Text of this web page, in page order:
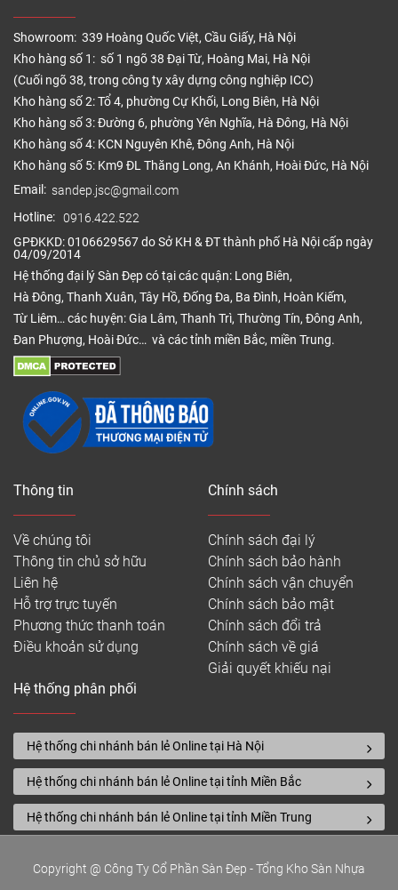
Showroom: 339 Hoàng Quốc Việt, Cầu Giấy, Hà Nội
Kho hàng số 1: số 1 ngõ 38 Đại Từ, Hoàng Mai, Hà Nội
(Cuối ngõ 38, trong công ty xây dựng công nghiệp ICC)
Kho hàng số 2: Tổ 4, phường Cự Khối, Long Biên, Hà Nội
Kho hàng số 3: Đường 6, phường Yên Nghĩa, Hà Đông, Hà Nội
Kho hàng số 4: KCN Nguyên Khê, Đông Anh, Hà Nội
Kho hàng số 5: Km9 ĐL Thăng Long, An Khánh, Hoài Đức, Hà Nội
Email: sandep.jsc@gmail.com
Hotline: 0916.422.522
GPĐKKD: 0106629567 do Sở KH & ĐT thành phố Hà Nội cấp ngày
04/09/2014
Hệ thống đại lý Sàn Đẹp có tại các quận: Long Biên,
Hà Đông, Thanh Xuân, Tây Hồ, Đống Đa, Ba Đình, Hoàn Kiếm,
Từ Liêm… các huyện: Gia Lâm, Thanh Trì, Thường Tín, Đông Anh,
Đan Phượng, Hoài Đức… và các tỉnh miền Bắc, miền Trung.
Thông tin
Về chúng tôi
Thông tin chủ sở hữu
Liên hệ
Hỗ trợ trực tuyến
Phương thức thanh toán
Điều khoản sử dụng
Chính sách
Chính sách đại lý
Chính sách bảo hành
Chính sách vận chuyển
Chính sách bảo mật
Chính sách đổi trả
Chính sách về giá
Giải quyết khiếu nại
Hệ thống phân phối
Hệ thống chi nhánh bán lẻ Online tại Hà Nội
Hệ thống chi nhánh bán lẻ Online tại tỉnh Miền Bắc
Hệ thống chi nhánh bán lẻ Online tại tỉnh Miền Trung
Copyright @ Công Ty Cổ Phần Sàn Đẹp - Tổng Kho Sàn Nhựa